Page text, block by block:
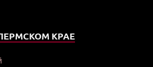
КРАЕ